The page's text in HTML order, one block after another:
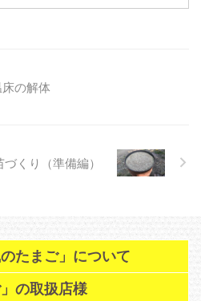
の解体
くり（準備編）
たまご」について
の取扱店様